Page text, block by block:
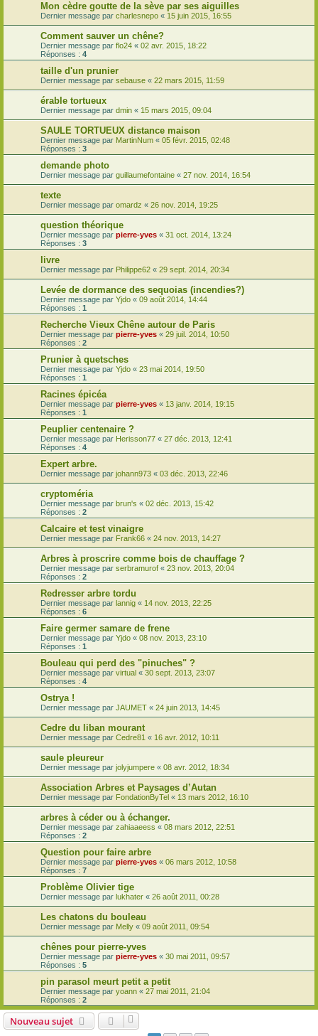
Mon cèdre goutte de la sève par ses aiguilles
Dernier message par charlesnepo « 15 juin 2015, 16:55
Comment sauver un chêne?
Dernier message par flo24 « 02 avr. 2015, 18:22
Réponses : 4
taille d'un prunier
Dernier message par sebause « 22 mars 2015, 11:59
érable tortueux
Dernier message par dmin « 15 mars 2015, 09:04
SAULE TORTUEUX distance maison
Dernier message par MartinNum « 05 févr. 2015, 02:48
Réponses : 3
demande photo
Dernier message par guillaumefontaine « 27 nov. 2014, 16:54
texte
Dernier message par omardz « 26 nov. 2014, 19:25
question théorique
Dernier message par pierre-yves « 31 oct. 2014, 13:24
Réponses : 3
livre
Dernier message par Philippe62 « 29 sept. 2014, 20:34
Levée de dormance des sequoias (incendies?)
Dernier message par Yjdo « 09 août 2014, 14:44
Réponses : 1
Recherche Vieux Chêne autour de Paris
Dernier message par pierre-yves « 29 juil. 2014, 10:50
Réponses : 2
Prunier à quetsches
Dernier message par Yjdo « 23 mai 2014, 19:50
Réponses : 1
Racines épicéa
Dernier message par pierre-yves « 13 janv. 2014, 19:15
Réponses : 1
Peuplier centenaire ?
Dernier message par Herisson77 « 27 déc. 2013, 12:41
Réponses : 4
Expert arbre.
Dernier message par johann973 « 03 déc. 2013, 22:46
cryptoméria
Dernier message par brun's « 02 déc. 2013, 15:42
Réponses : 2
Calcaire et test vinaigre
Dernier message par Frank66 « 24 nov. 2013, 14:27
Arbres à proscrire comme bois de chauffage ?
Dernier message par serbramurof « 23 nov. 2013, 20:04
Réponses : 2
Redresser arbre tordu
Dernier message par lannig « 14 nov. 2013, 22:25
Réponses : 6
Faire germer samare de frene
Dernier message par Yjdo « 08 nov. 2013, 23:10
Réponses : 1
Bouleau qui perd des "pinuches" ?
Dernier message par virtual « 30 sept. 2013, 23:07
Réponses : 4
Ostrya !
Dernier message par JAUMET « 24 juin 2013, 14:45
Cedre du liban mourant
Dernier message par Cedre81 « 16 avr. 2012, 10:11
saule pleureur
Dernier message par jolyjumpere « 08 avr. 2012, 18:34
Association Arbres et Paysages d’Autan
Dernier message par FondationByTel « 13 mars 2012, 16:10
arbres à céder ou à échanger.
Dernier message par zahiaaeess « 08 mars 2012, 22:51
Réponses : 2
Question pour faire arbre
Dernier message par pierre-yves « 06 mars 2012, 10:58
Réponses : 7
Problème Olivier tige
Dernier message par lukhater « 26 août 2011, 00:28
Les chatons du bouleau
Dernier message par Melly « 09 août 2011, 09:54
chênes pour pierre-yves
Dernier message par pierre-yves « 30 mai 2011, 09:57
Réponses : 5
pin parasol meurt petit a petit
Dernier message par yoann « 27 mai 2011, 21:04
Réponses : 2
Nouveau sujet